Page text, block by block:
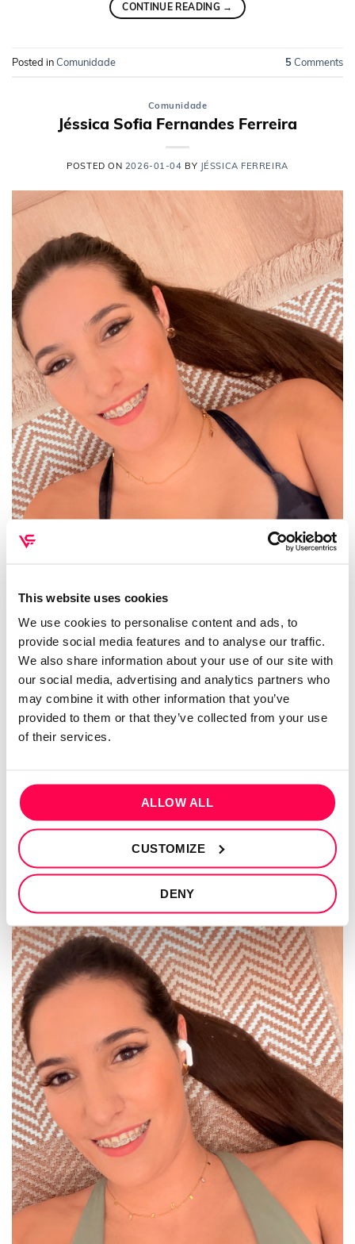
This website uses cookies
We use cookies to personalise content and ads, to
provide social media features and to analyse our traffic.
We also share information about your use of our site with
our social media, advertising and analytics partners who
may combine it with other information that you’ve
provided to them or that they’ve collected from your use
of their services.
ALLOW ALL
CUSTOMIZE
DENY
CONTINUE READING →
Posted inComunidade 5Comments
Comunidade
Jéssica Sofia Fernandes Ferreira
POSTED ON 2026-01-04 BY JÉSSICA FERREIRA
Exausta !!! Mas o 3 treino do ano não falhou 💪 Hoje a
motivação era 0 , mas lá dei a volta ao pensamento e
treinei ! 🙏
Posted in Comments
Jéssica Sofia Fernandes Ferreira
2026-01-03 BY